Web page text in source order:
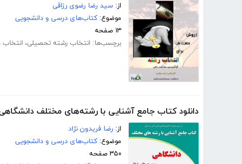
از: سید رضا رضوی رزاقی
موضوع: کتاب‌های درسی و دانشجویی
۱۳ صفحه
برچسب‌ها: انتخاب رشته تحصیلی،
دانلود کتاب جامع آشنایی با رشته‌های مختلف
از: رضا فریدون نژاد
موضوع: کتاب‌های درسی و دانشجویی
۳۵۰ صفحه